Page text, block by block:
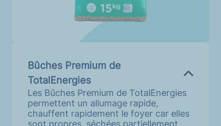
Bûches Premium de
TotalEnergies
Les Bûches Premium de TotalEnergies
permettent un allumage rapide,
chauffent rapidement le foyer car elles
sont propres, séchées partiellement